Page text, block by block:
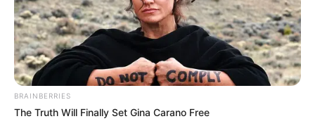
BRAINBERRIES
The Truth Will Finally Set Gina Carano Free